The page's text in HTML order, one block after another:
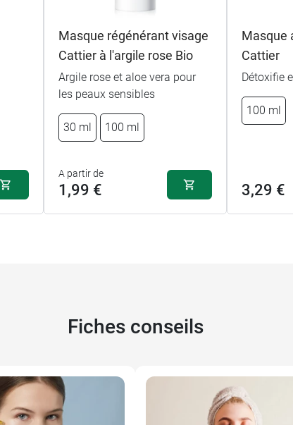
Masque régénérant visage
Cattier à l'argile rose Bio
Argile rose et aloe vera pour
les peaux sensibles
30 ml 100 ml
A partir de
1,99 €
Masque
Cattier
Détoxifie
100 ml
3,29 €
Fiches conseils